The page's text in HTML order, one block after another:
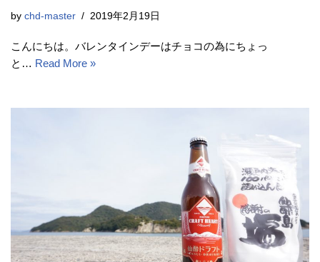
by chd-master 2019年2月19日
こんにちは。バレンタインデーはチョコの為にちょっ
と… Read More »